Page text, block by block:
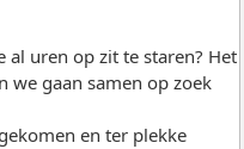
al uren op zit te staren? Het
we gaan samen op zoek
en ter plekke